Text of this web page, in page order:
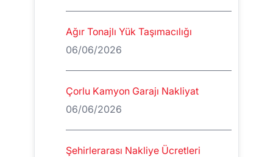
Ağır Tonajlı Yük Taşımacılığı
06/06/2026
Çorlu Kamyon Garajı Nakliyat
06/06/2026
Şehirlerarası Nakliye Ücretleri